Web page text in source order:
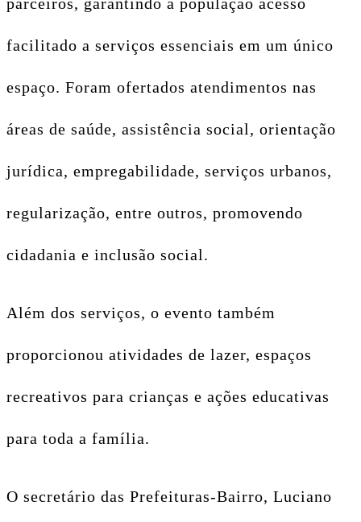
facilitado a serviços essenciais em um único
espaço. Foram ofertados atendimentos nas
áreas de saúde, assistência social, orientação
jurídica, empregabilidade, serviços urbanos,
regularização, entre outros, promovendo
cidadania e inclusão social.
Além dos serviços, o evento também
proporcionou atividades de lazer, espaços
recreativos para crianças e ações educativas
para toda a família.
O secretário das Prefeituras-Bairro, Luciano